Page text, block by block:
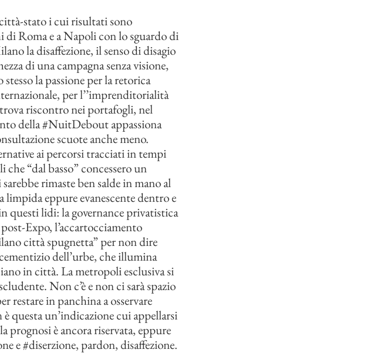
stato i cui risultati sono
Roma e a Napoli con lo sguardo di
la disaffezione, il senso di disagio
di una campagna senza visione,
la passione per la retorica
per l’’imprenditorialità
riscontro nei portafogli, nel
della #NuitDebout appassiona
scuote anche meno.
ai percorsi tracciati in tempi
“dal basso” concessero un
rimaste ben salde in mano al
eppure evanescente dentro e
questi lidi: la governance privatistica
Expo, l’accartocciamento
città spugnetta” per non dire
dell’urbe, che illumina
in città. La metropoli esclusiva si
Non c’è e non ci sarà spazio
restare in panchina a osservare
questa un’indicazione cui appellarsi
prognosi è ancora riservata, eppure
e ‪#diserzione‬, pardon, disaffezione.